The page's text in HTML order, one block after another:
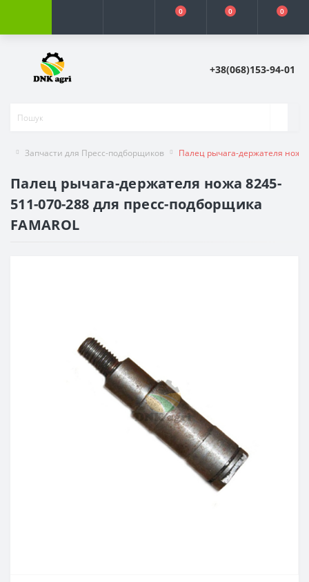
0 0 0
+38(068)153-94-01
Запчасти для Пресс-подборщиков Палец рычага-держателя ножа
Палец рычага-держателя ножа 8245-
511-070-288 для пресс-подборщика
FAMAROL